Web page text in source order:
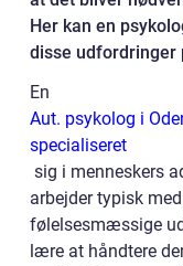
Her kan en
disse udfordringer
En
Aut. psykolog i
specialiseret
sig i menneskers
arbejder typisk
følelsesmæssige
lære at håndtere